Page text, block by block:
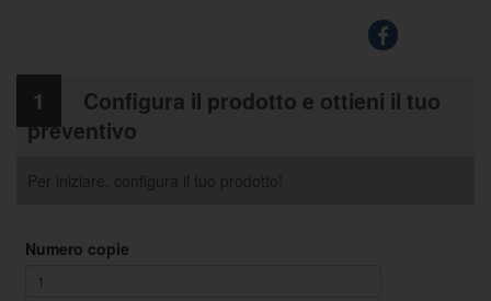
1
Configura il prodotto e ottieni il tuo
preventivo
Per iniziare, configura il tuo prodotto!
Numero copie